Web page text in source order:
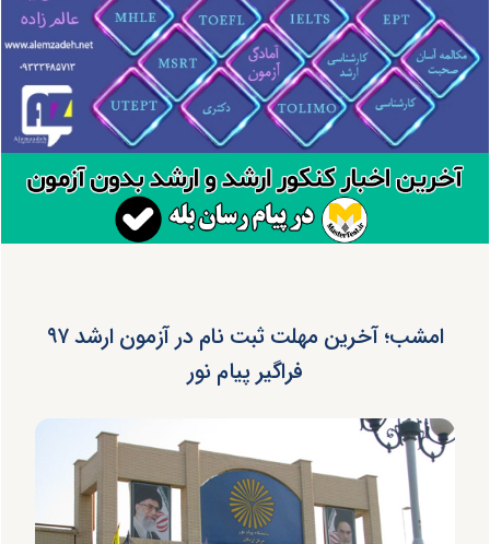
امشب؛ آخرین مهلت ثبت نام در آزمون ارشد ۹۷
فراگیر پیام نور